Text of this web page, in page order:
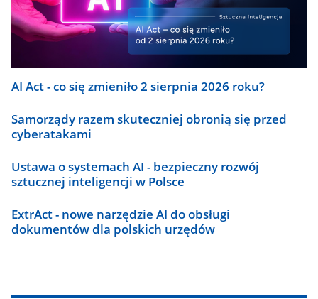
AI Act - co się zmieniło 2 sierpnia 2026 roku?
Samorządy razem skuteczniej obronią się przed
cyberatakami
Ustawa o systemach AI - bezpieczny rozwój
sztucznej inteligencji w Polsce
ExtrAct - nowe narzędzie AI do obsługi
dokumentów dla polskich urzędów